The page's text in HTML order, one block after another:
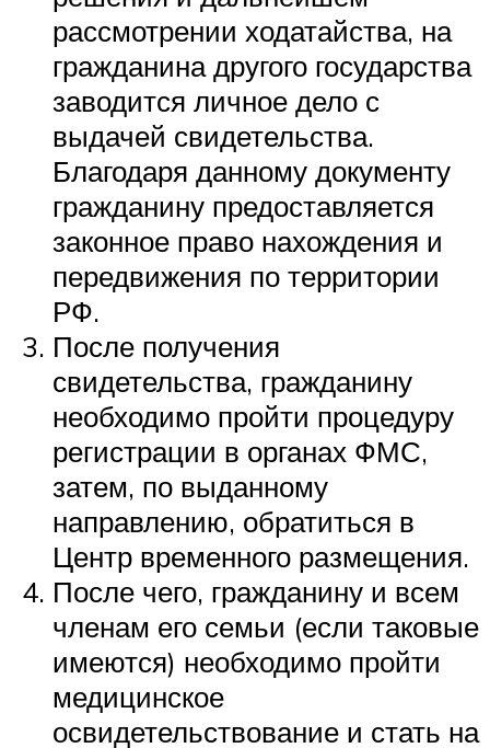
рассмотрении ходатайства, на
гражданина другого государства
заводится личное дело с
выдачей свидетельства.
Благодаря данному документу
гражданину предоставляется
законное право нахождения и
передвижения по территории
РФ.
После получения
свидетельства, гражданину
необходимо пройти процедуру
регистрации в органах ФМС,
затем, по выданному
направлению, обратиться в
Центр временного размещения.
После чего, гражданину и всем
членам его семьи (если таковые
имеются) необходимо пройти
медицинское
освидетельствование и стать на